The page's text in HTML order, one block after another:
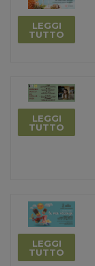
LEGGI
TUTTO
LEGGI
TUTTO
LEGGI
TUTTO